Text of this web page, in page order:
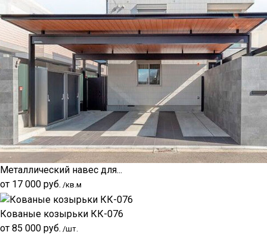
Металлический навес для...
от 17 000 руб. /кв.м
Кованые козырьки КК-076
от 85 000 руб. /шт.